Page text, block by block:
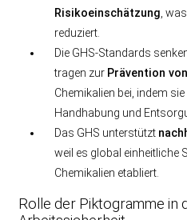
Risikoeinschätzung ,
reduziert.
Die GHS-Standards
tragen zur Prävention
Chemikalien bei, indem
Handhabung und
Das GHS unterstützt
weil es global einheitliche
Chemikalien etabliert.
Rolle der Piktogramme in